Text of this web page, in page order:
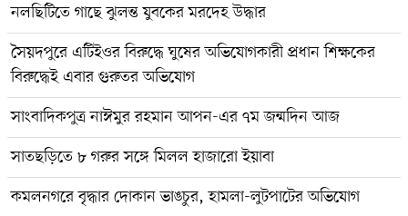
নলছিটিতে গাছে ঝুলন্ত যুবকের মরদেহ উদ্ধার
সৈয়দপুরে এটিইওর বিরুদ্ধে ঘুষের অভিযোগকারী প্রধান শিক্ষকের
বিরুদ্ধেই এবার গুরুতর অভিযোগ
সাংবাদিকপুত্র নাঈমুর রহমান আপন-এর ৭ম জন্মদিন আজ
সাতছড়িতে ৮ গরুর সঙ্গে মিলল হাজারো ইয়াবা
কমলনগরে বৃদ্ধার দোকান ভাঙচুর, হামলা-লুটপাটের অভিযোগ